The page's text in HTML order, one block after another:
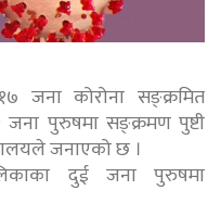
जना कोरोना सङ्क्रमित
पुरुषमा सङ्क्रमण पुष्टी
जनाएको छ ।
दुई जना पुरुषमा